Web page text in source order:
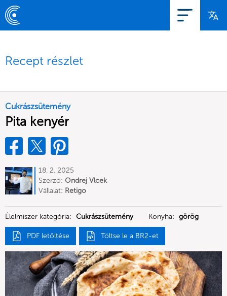
Recept részlet
Cukrászsütemény
Pita kenyér
18. 2. 2025
Szerző: Ondrej Vlcek
Vállalat: Retigo
Élelmiszer kategória: Cukrászsütemény Konyha: görög
PDF letöltése Töltse le a BR2-et